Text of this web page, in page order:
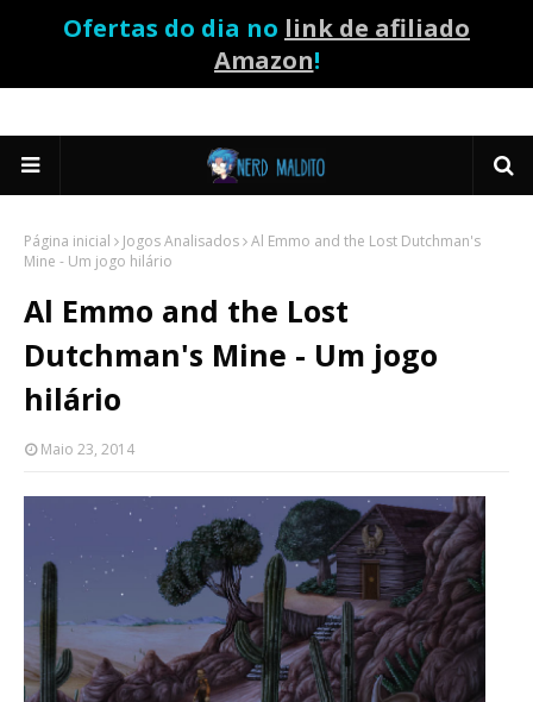
Ofertas do dia no link de afiliado
Amazon!
Página inicial Jogos Analisados Al Emmo and the Lost Dutchman's
Mine - Um jogo hilário
Al Emmo and the Lost
Dutchman's Mine - Um jogo
hilário
Maio 23, 2014